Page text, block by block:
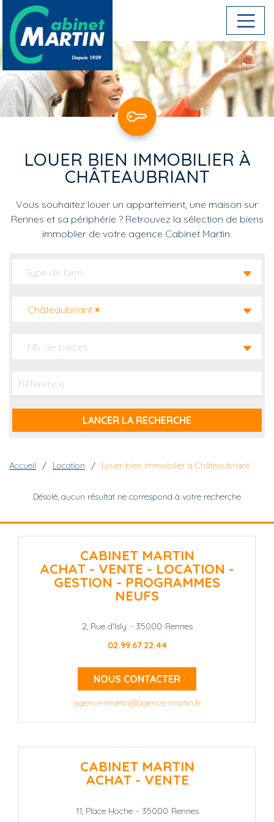
Aller au contenu principal
LOUER BIEN IMMOBILIER À
CHÂTEAUBRIANT
Vous souhaitez louer un appartement, une maison sur
Rennes et sa périphérie ? Retrouvez la sélection de biens
immoblier de votre agence Cabinet Martin.
×
Châteaubriant
Nb. de pièces
Fil d'Ariane
Accueil Location Louer bien immobilier à Châteaubriant
Désolé, aucun résultat ne correspond à votre recherche
CABINET MARTIN
ACHAT - VENTE - LOCATION -
GESTION - PROGRAMMES
NEUFS
2, Rue d'Isly - 35000 Rennes
02.99.67.22.44
NOUS CONTACTER
agence-martin@agence-martin.fr
CABINET MARTIN
ACHAT - VENTE
11, Place Hoche - 35000 Rennes